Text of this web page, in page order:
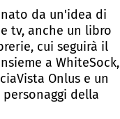
da un'idea di
tv, anche un libro
cui seguirà il
a WhiteSock,
Onlus e un
della